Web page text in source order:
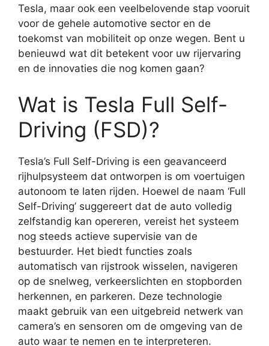
Tesla, maar ook een veelbelovende stap vooruit
voor de gehele automotive sector en de
toekomst van mobiliteit op onze wegen. Bent u
benieuwd wat dit betekent voor uw rijervaring
en de innovaties die nog komen gaan?
Wat is Tesla Full Self-
Driving (FSD)?
Tesla’s Full Self-Driving is een geavanceerd
rijhulpsysteem dat ontworpen is om voertuigen
autonoom te laten rijden. Hoewel de naam ‘Full
Self-Driving’ suggereert dat de auto volledig
zelfstandig kan opereren, vereist het systeem
nog steeds actieve supervisie van de
bestuurder. Het biedt functies zoals
automatisch van rijstrook wisselen, navigeren
op de snelweg, verkeerslichten en stopborden
herkennen, en parkeren. Deze technologie
maakt gebruik van een uitgebreid netwerk van
camera’s en sensoren om de omgeving van de
auto waar te nemen en te interpreteren.